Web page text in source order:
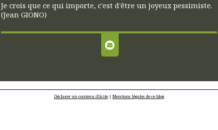
Je crois que ce qui importe, c'est d'être un joyeux pessimiste.
(Jean GIONO)
Déclarer un contenu illicite | Mentions légales de ce blog